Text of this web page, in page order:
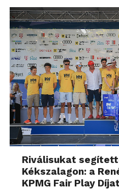
Riválisukat
Kékszalagon: a
KPMG Fair Play Díjat